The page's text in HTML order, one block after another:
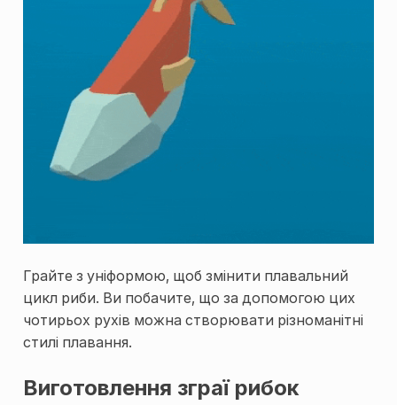
Грайте з уніформою, щоб змінити плавальний
цикл риби. Ви побачите, що за допомогою цих
чотирьох рухів можна створювати різноманітні
стилі плавання.
Виготовлення зграї рибок